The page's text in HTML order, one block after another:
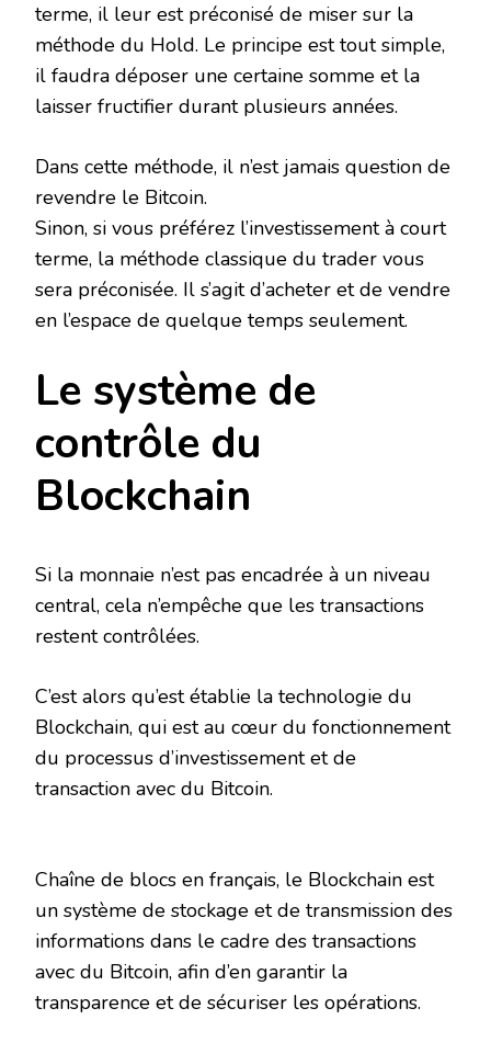
terme, il leur est préconisé de miser sur la
méthode du Hold. Le principe est tout simple,
il faudra déposer une certaine somme et la
laisser fructifier durant plusieurs années.
Dans cette méthode, il n’est jamais question de
revendre le Bitcoin.
Sinon, si vous préférez l’investissement à court
terme, la méthode classique du trader vous
sera préconisée. Il s’agit d’acheter et de vendre
en l’espace de quelque temps seulement.
Le système de
contrôle du
Blockchain
Si la monnaie n’est pas encadrée à un niveau
central, cela n’empêche que les transactions
restent contrôlées.
C’est alors qu’est établie la technologie du
Blockchain, qui est au cœur du fonctionnement
du processus d’investissement et de
transaction avec du Bitcoin.
Chaîne de blocs en français, le Blockchain est
un système de stockage et de transmission des
informations dans le cadre des transactions
avec du Bitcoin, afin d’en garantir la
transparence et de sécuriser les opérations.